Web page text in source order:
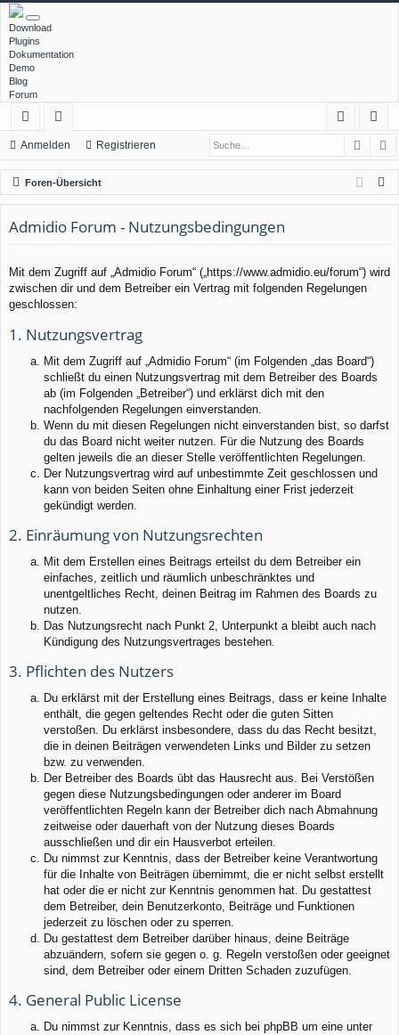
Download
Plugins
Dokumentation
Demo
Blog
Forum
ch
ne
llz
ug
f
or
en
m
el
ist
rie
Anmelden Registrieren
Foren-Übersicht
Admidio Forum - Nutzungsbedingungen
Mit dem Zugriff auf „Admidio Forum“ („https://www.admidio.eu/forum“) wird
zwischen dir und dem Betreiber ein Vertrag mit folgenden Regelungen
geschlossen:
1. Nutzungsvertrag
Mit dem Zugriff auf „Admidio Forum“ (im Folgenden „das Board“)
schließt du einen Nutzungsvertrag mit dem Betreiber des Boards
ab (im Folgenden „Betreiber“) und erklärst dich mit den
nachfolgenden Regelungen einverstanden.
Wenn du mit diesen Regelungen nicht einverstanden bist, so darfst
du das Board nicht weiter nutzen. Für die Nutzung des Boards
gelten jeweils die an dieser Stelle veröffentlichten Regelungen.
Der Nutzungsvertrag wird auf unbestimmte Zeit geschlossen und
kann von beiden Seiten ohne Einhaltung einer Frist jederzeit
gekündigt werden.
2. Einräumung von Nutzungsrechten
Mit dem Erstellen eines Beitrags erteilst du dem Betreiber ein
einfaches, zeitlich und räumlich unbeschränktes und
unentgeltliches Recht, deinen Beitrag im Rahmen des Boards zu
nutzen.
Das Nutzungsrecht nach Punkt 2, Unterpunkt a bleibt auch nach
Kündigung des Nutzungsvertrages bestehen.
3. Pflichten des Nutzers
Du erklärst mit der Erstellung eines Beitrags, dass er keine Inhalte
enthält, die gegen geltendes Recht oder die guten Sitten
verstoßen. Du erklärst insbesondere, dass du das Recht besitzt,
die in deinen Beiträgen verwendeten Links und Bilder zu setzen
bzw. zu verwenden.
Der Betreiber des Boards übt das Hausrecht aus. Bei Verstößen
gegen diese Nutzungsbedingungen oder anderer im Board
veröffentlichten Regeln kann der Betreiber dich nach Abmahnung
zeitweise oder dauerhaft von der Nutzung dieses Boards
ausschließen und dir ein Hausverbot erteilen.
Du nimmst zur Kenntnis, dass der Betreiber keine Verantwortung
für die Inhalte von Beiträgen übernimmt, die er nicht selbst erstellt
hat oder die er nicht zur Kenntnis genommen hat. Du gestattest
dem Betreiber, dein Benutzerkonto, Beiträge und Funktionen
jederzeit zu löschen oder zu sperren.
Du gestattest dem Betreiber darüber hinaus, deine Beiträge
abzuändern, sofern sie gegen o. g. Regeln verstoßen oder geeignet
sind, dem Betreiber oder einem Dritten Schaden zuzufügen.
4. General Public License
Du nimmst zur Kenntnis, dass es sich bei phpBB um eine unter